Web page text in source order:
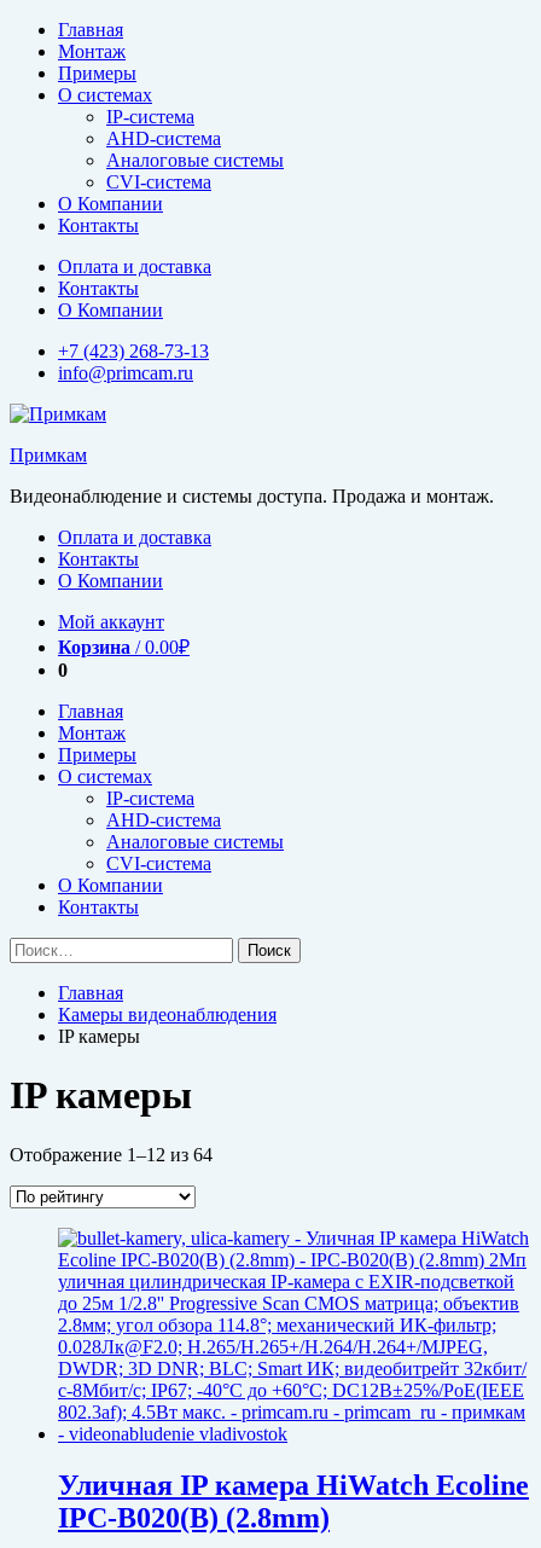
Перейти
содержимому
Главная
Монтаж
Примеры
О системах
IP-система
AHD-система
Аналоговые системы
CVI-система
О Компании
Контакты
Оплата и доставка
Контакты
О Компании
+7 (423) 268-73-13
info@primcam.ru
Примкам
Видеонаблюдение и системы доступа. Продажа и монтаж.
Оплата и доставка
Контакты
О Компании
Мой аккаунт
Корзина /0.00₽
0
Главная
Монтаж
Примеры
О системах
IP-система
AHD-система
Аналоговые системы
CVI-система
О Компании
Контакты
Найти:
Главная
Камеры видеонаблюдения
IP камеры
IP камеры
Отображение 1–12 из 64
Уличная IP камера HiWatch Ecoline
IPC-B020(B) (2.8mm)